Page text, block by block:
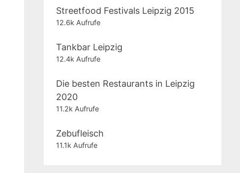
Streetfood Festivals Leipzig 2015
12.6k Aufrufe
Tankbar Leipzig
12.4k Aufrufe
Die besten Restaurants in Leipzig
2020
11.2k Aufrufe
Zebufleisch
11.1k Aufrufe